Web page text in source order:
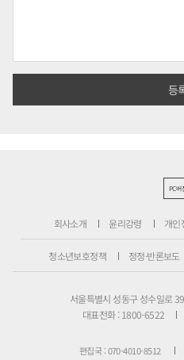
PC버
회사소개 윤리강령 개인
청소년보호정책 정정·반론보도
서울특별시 성동구 성수일로
대표전화 : 1800-6522
편집국 : 070-4010-8512